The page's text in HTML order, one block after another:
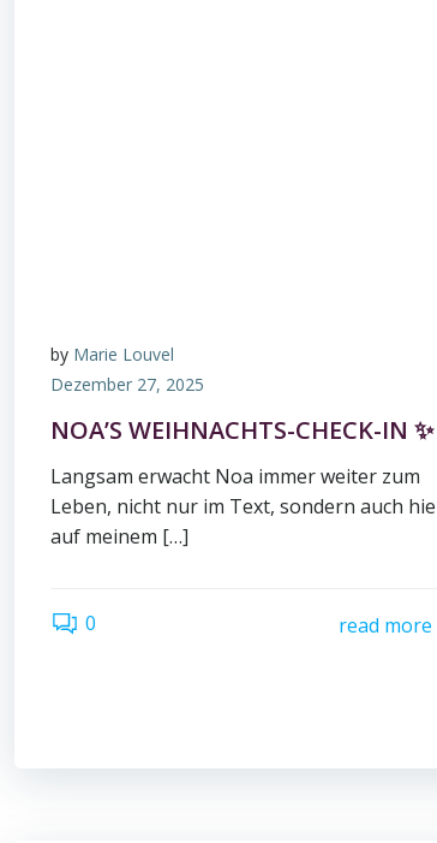
by Marie Louvel
Dezember 27, 2025
NOA’S WEIHNACHTS-CHECK-IN ✨
Langsam erwacht Noa immer weiter zum
Leben, nicht nur im Text, sondern auch
auf meinem […]
0 read more